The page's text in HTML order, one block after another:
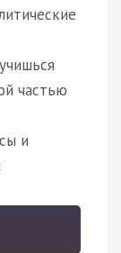
частью
и